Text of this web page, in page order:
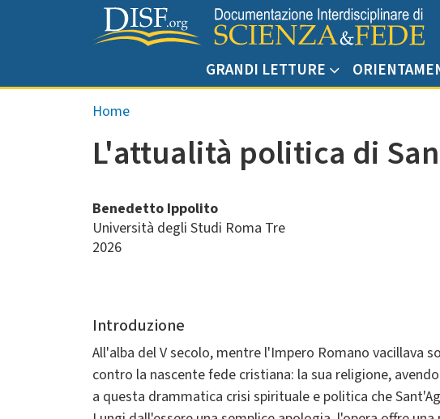
Salta al contenuto principale
GRANDI LETTURE
Briciole di pane
Home
L'attualità politica di
Benedetto Ippolito
Università degli Studi Roma Tre
2026
Introduzione
All'alba del V secolo, mentre l'Impero Romano vacillava
contro la nascente fede cristiana: la sua religione,
a questa drammatica crisi spirituale e politica che